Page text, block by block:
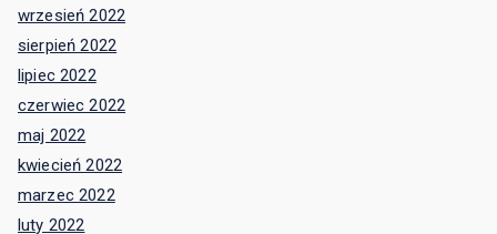
wrzesień 2022
sierpień 2022
lipiec 2022
czerwiec 2022
maj 2022
kwiecień 2022
marzec 2022
luty 2022